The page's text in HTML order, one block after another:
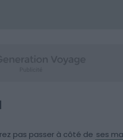
pas passer à côté de ses